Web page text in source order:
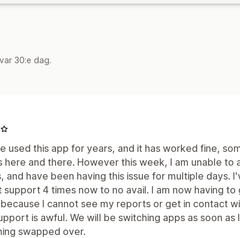
30:e dag.
used this app for years, and it has worked fine,
here and there. However this week, I am unable to
and have been having this issue for multiple days.
support 4 times now to no avail. I am now having to
I cannot see my reports or get in contact
is awful. We will be switching apps as soon as
swapped over.